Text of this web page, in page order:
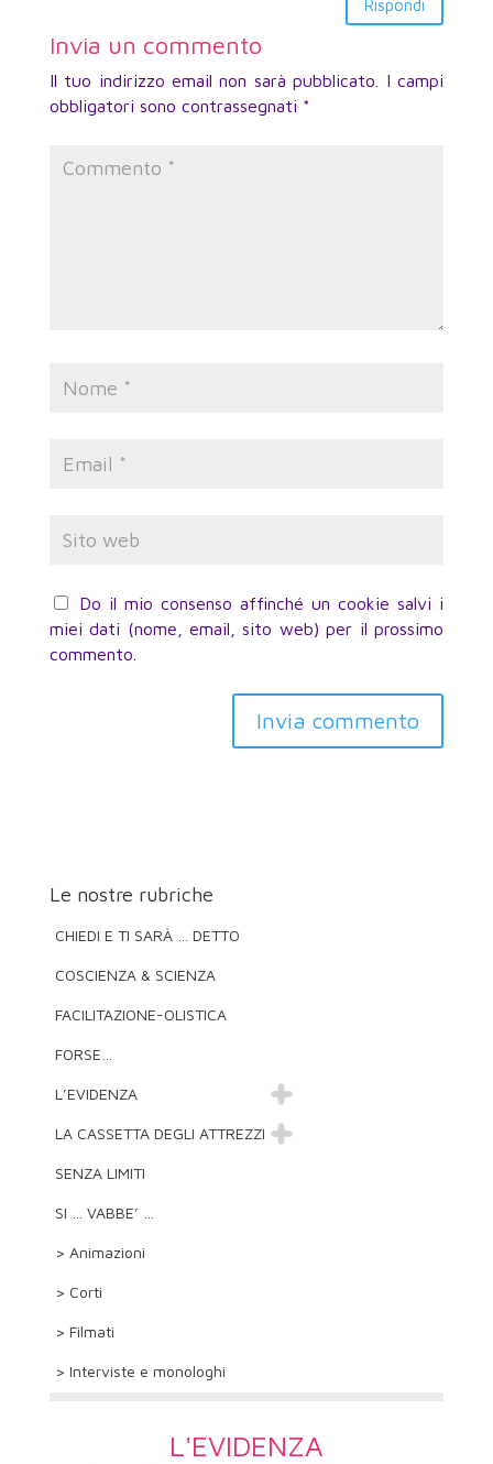
Rispondi
Invia un commento
Il tuo indirizzo email non sarà pubblicato.
I campi
obbligatori sono contrassegnati *
Do il mio consenso affinché un cookie salvi i
miei dati (nome, email, sito web) per il prossimo
commento.
Invia commento
Le nostre rubriche
CHIEDI E TI SARÀ … DETTO
COSCIENZA & SCIENZA
FACILITAZIONE-OLISTICA
FORSE…
L’EVIDENZA
LA CASSETTA DEGLI ATTREZZI
SENZA LIMITI
SI … VABBE’ …
> Animazioni
> Corti
> Filmati
> Interviste e monologhi
L'EVIDENZA